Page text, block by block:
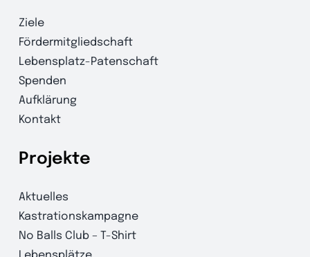
Ziele
Fördermitgliedschaft
Lebensplatz-Patenschaft
Spenden
Aufklärung
Kontakt
Projekte
Aktuelles
Kastrationskampagne
No Balls Club – T-Shirt